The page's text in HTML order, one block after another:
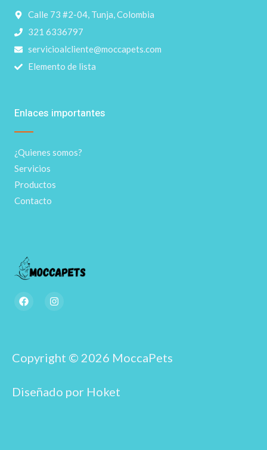
F
a
k
I
n
r
a
Enlaces importantes
¿Quienes somos?
Servicios
Productos
Contacto
Calle 73 #2-04, Tunja, Colombia
321 6336797
servicioalcliente@moccapets.com
Elemento de lista
Copyright © 2026 MoccaPets
Diseñado por Hoket